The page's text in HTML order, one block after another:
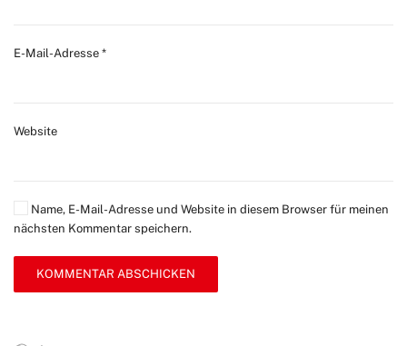
E-Mail-Adresse *
Website
Name, E-Mail-Adresse und Website in diesem Browser für meinen
nächsten Kommentar speichern.
KOMMENTAR ABSCHICKEN